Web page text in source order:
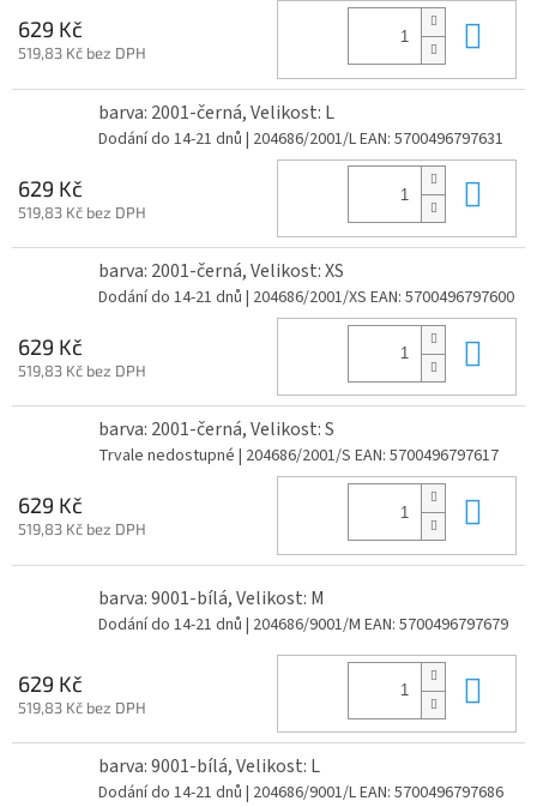
629 Kč
519,83 Kč bez DPH
barva: 2001-černá, Velikost: L
Dodání do 14-21 dnů | 204686/2001/LEAN: 5700496797631
629 Kč
519,83 Kč bez DPH
barva: 2001-černá, Velikost: XS
Dodání do 14-21 dnů | 204686/2001/XS EAN: 5700496797600
629 Kč
519,83 Kč bez DPH
barva: 2001-černá, Velikost: S
Trvale nedostupné | 204686/2001/S EAN: 5700496797617
629 Kč
519,83 Kč bez DPH
barva: 9001-bílá, Velikost: M
Dodání do 14-21 dnů | 204686/9001/M EAN: 5700496797679
629 Kč
519,83 Kč bez DPH
barva: 9001-bílá, Velikost: L
Dodání do 14-21 dnů | 204686/9001/LEAN: 5700496797686